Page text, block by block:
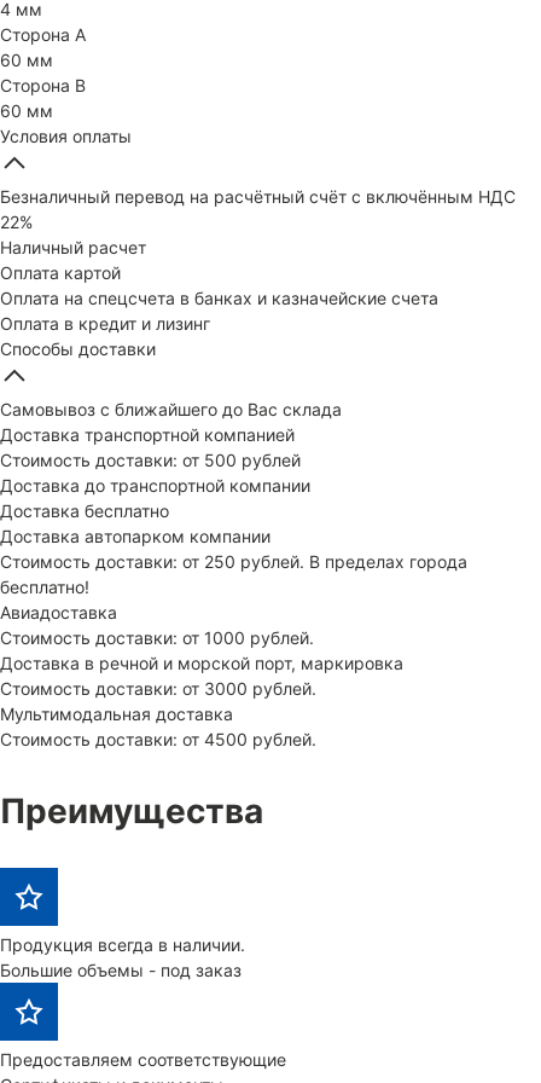
4 мм
Сторона А
60 мм
Сторона В
60 мм
Условия оплаты
Безналичный перевод на расчётный счёт с включённым НДС
22%
Наличный расчет
Оплата картой
Оплата на спецсчета в банках и казначейские счета
Оплата в кредит и лизинг
Способы доставки
Самовывоз с ближайшего до Вас склада
Доставка транспортной компанией
Стоимость доставки: от 500 рублей
Доставка до транспортной компании
Доставка бесплатно
Доставка автопарком компании
Стоимость доставки: от 250 рублей. В пределах города
бесплатно!
Авиадоставка
Стоимость доставки: от 1000 рублей.
Доставка в речной и морской порт, маркировка
Стоимость доставки: от 3000 рублей.
Мультимодальная доставка
Стоимость доставки: от 4500 рублей.
Преимущества
Продукция всегда в наличии.
Большие объемы - под заказ
Предоставляем соответствующие